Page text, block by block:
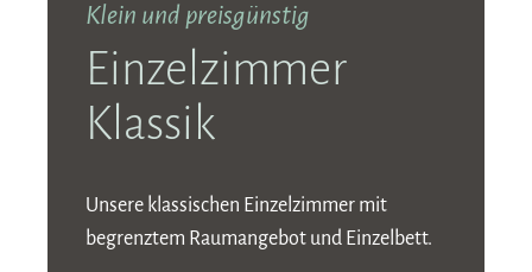
Klein und preisgünstig
Einzelzimmer
Klassik
Unsere klassischen Einzelzimmer mit
begrenztem Raumangebot und Einzelbett.